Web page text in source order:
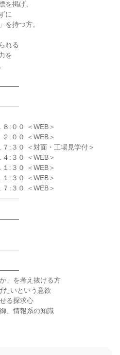
を掲げ、
に
を持つ方。
れる
を
:００ ＜WEB＞
:００ ＜WEB＞
:３０ ＜対面・工場見学付＞
:３０ ＜WEB＞
:３０ ＜WEB＞
:３０ ＜WEB＞
:３０ ＜WEB＞
」を考え抜ける方
たいという意欲
る探求心
、情報系の知識